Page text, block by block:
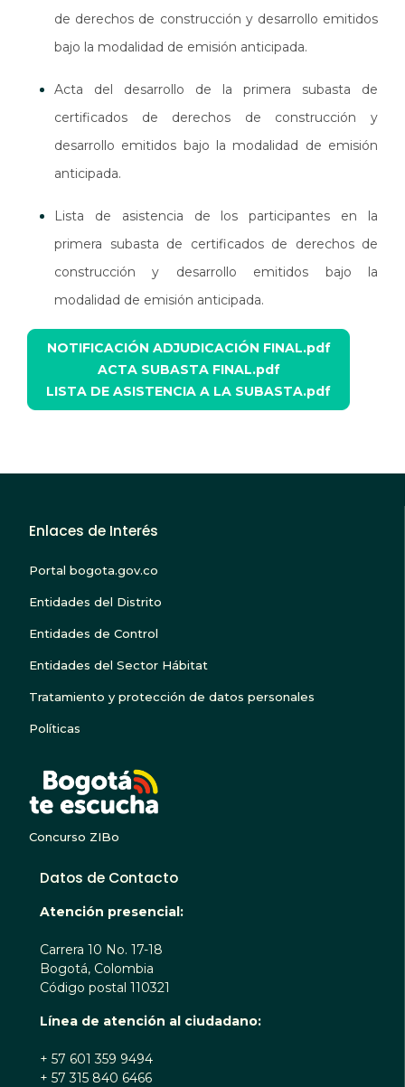
de derechos de construcción y desarrollo emitidos
bajo la modalidad de emisión anticipada.
Acta del desarrollo de la primera subasta de
certificados de derechos de construcción y
desarrollo emitidos bajo la modalidad de emisión
anticipada.
Lista de asistencia de los participantes en la
primera subasta de certificados de derechos de
construcción y desarrollo emitidos bajo la
modalidad de emisión anticipada.
Documento
Adjunto
NOTIFICACIÓN ADJUDICACIÓN FINAL.pdf
ACTA SUBASTA FINAL.pdf
LISTA DE ASISTENCIA A LA SUBASTA.pdf
Enlaces de Interés
Portal bogota.gov.co
Entidades del Distrito
Entidades de Control
Entidades del Sector Hábitat
Tratamiento y protección de datos personales
Políticas
Concurso ZIBo
Datos de Contacto
Atención presencial:
Carrera 10 No. 17-18
Bogotá, Colombia
Código postal 110321
Línea de atención al ciudadano:
+ 57 601 359 9494
+ 57 315 840 6466